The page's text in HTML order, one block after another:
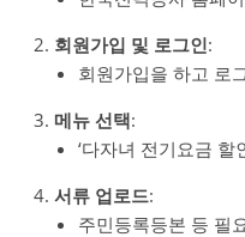
회원가입 및 로그인:
회원가입을 하고 로
메뉴 선택:
‘다자녀 전기요금 할
서류 업로드:
주민등록등본 등 필